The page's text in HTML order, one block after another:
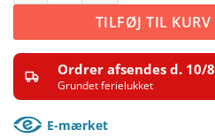
TILFØJ TIL KURV
Ordrer afsendes d. 10/8
Grundet ferielukket
E-mærket